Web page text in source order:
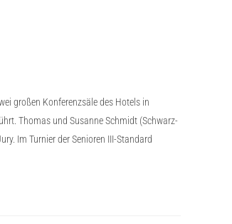
großen Konferenzsäle des Hotels in
Thomas und Susanne Schmidt (Schwarz-
Im Turnier der Senioren III-Standard